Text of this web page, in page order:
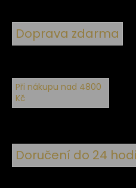
Doprava zdarma
Při nákupu nad 4800
Kč
Doručení do 24